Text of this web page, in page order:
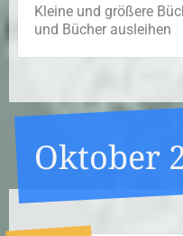
Kleine und größere
und Bücher ausleihen
Oktober